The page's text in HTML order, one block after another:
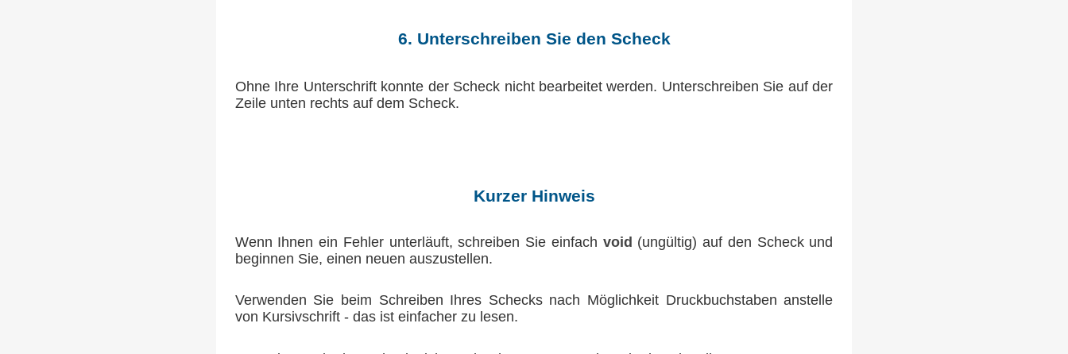
6. Unterschreiben Sie den Scheck
Ohne Ihre Unterschrift konnte der Scheck nicht bearbeitet werden. Unterschreiben Sie auf der
Zeile unten rechts auf dem Scheck.
Kurzer Hinweis
Wenn Ihnen ein Fehler unterläuft, schreiben Sie einfach void (ungültig) auf den Scheck und
beginnen Sie, einen neuen auszustellen.
Verwenden Sie beim Schreiben Ihres Schecks nach Möglichkeit Druckbuchstaben anstelle
von Kursivschrift - das ist einfacher zu lesen.